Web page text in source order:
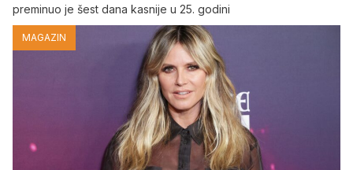
preminuo je šest dana kasnije u 25. godini
MAGAZIN